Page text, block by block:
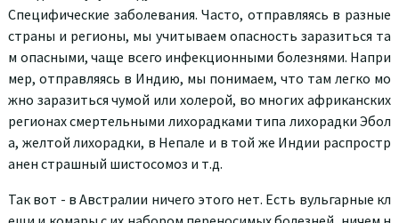
Специфические заболевания. Часто, отправляясь в разные
страны и регионы, мы учитываем опасность заразиться та
м опасными, чаще всего инфекционными болезнями. Напри
мер, отправляясь в Индию, мы понимаем, что там легко мо
жно заразиться чумой или холерой, во многих африканских
регионах смертельными лихорадками типа лихорадки Эбол
а, желтой лихорадки, в Непале и в той же Индии распростр
анен страшный шистосомоз и т.д.
Так вот - в Австралии ничего этого нет. Есть вульгарные кл